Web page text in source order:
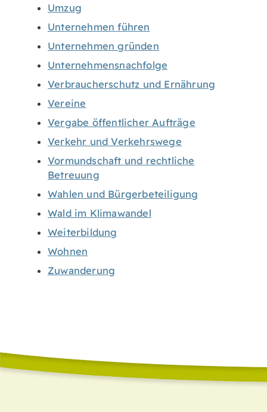
Umzug
Unternehmen führen
Unternehmen gründen
Unternehmensnachfolge
Verbraucherschutz und Ernährung
Vereine
Vergabe öffentlicher Aufträge
Verkehr und Verkehrswege
Vormundschaft und rechtliche
Betreuung
Wahlen und Bürgerbeteiligung
Wald im Klimawandel
Weiterbildung
Wohnen
Zuwanderung